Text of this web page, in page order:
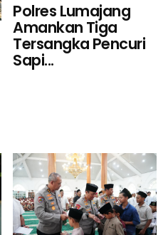
Polres Lumajang
Amankan Tiga
Tersangka Pencuri
Sapi...